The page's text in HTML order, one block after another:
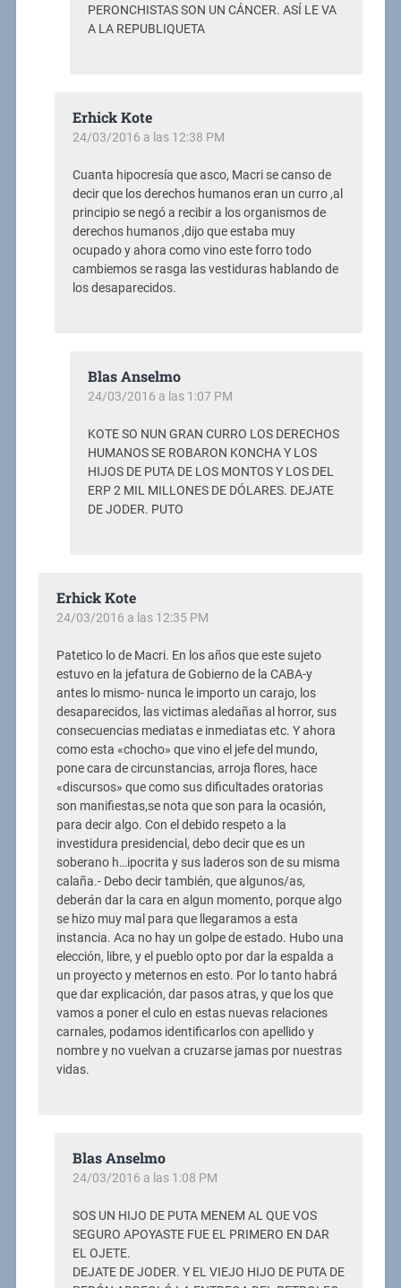
PERONCHISTAS SON UN CÁNCER. ASÍ LE VA
A LA REPUBLIQUETA
Erhick Kote
24/03/2016 a las 12:38 PM
Cuanta hipocresía que asco, Macri se canso de
decir que los derechos humanos eran un curro ,al
principio se negó a recibir a los organismos de
derechos humanos ,dijo que estaba muy
ocupado y ahora como vino este forro todo
cambiemos se rasga las vestiduras hablando de
los desaparecidos.
Blas Anselmo
24/03/2016 a las 1:07 PM
KOTE SO NUN GRAN CURRO LOS DERECHOS
HUMANOS SE ROBARON KONCHA Y LOS
HIJOS DE PUTA DE LOS MONTOS Y LOS DEL
ERP 2 MIL MILLONES DE DÓLARES. DEJATE
DE JODER. PUTO
Erhick Kote
24/03/2016 a las 12:35 PM
Patetico lo de Macri. En los años que este sujeto
estuvo en la jefatura de Gobierno de la CABA-y
antes lo mismo- nunca le importo un carajo, los
desaparecidos, las victimas aledañas al horror, sus
consecuencias mediatas e inmediatas etc. Y ahora
como esta «chocho» que vino el jefe del mundo,
pone cara de circunstancias, arroja flores, hace
«discursos» que como sus dificultades oratorias
son manifiestas,se nota que son para la ocasión,
para decir algo. Con el debido respeto a la
investidura presidencial, debo decir que es un
soberano h…ipocrita y sus laderos son de su misma
calaña.- Debo decir también, que algunos/as,
deberán dar la cara en algun momento, porque algo
se hizo muy mal para que llegaramos a esta
instancia. Aca no hay un golpe de estado. Hubo una
elección, libre, y el pueblo opto por dar la espalda a
un proyecto y meternos en esto. Por lo tanto habrá
que dar explicación, dar pasos atras, y que los que
vamos a poner el culo en estas nuevas relaciones
carnales, podamos identificarlos con apellido y
nombre y no vuelvan a cruzarse jamas por nuestras
vidas.
Blas Anselmo
24/03/2016 a las 1:08 PM
SOS UN HIJO DE PUTA MENEM AL QUE VOS
SEGURO APOYASTE FUE EL PRIMERO EN DAR
EL OJETE.
DEJATE DE JODER. Y EL VIEJO HIJO DE PUTA DE